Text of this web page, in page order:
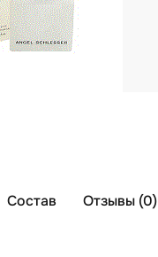
Состав
Отзывы (0)